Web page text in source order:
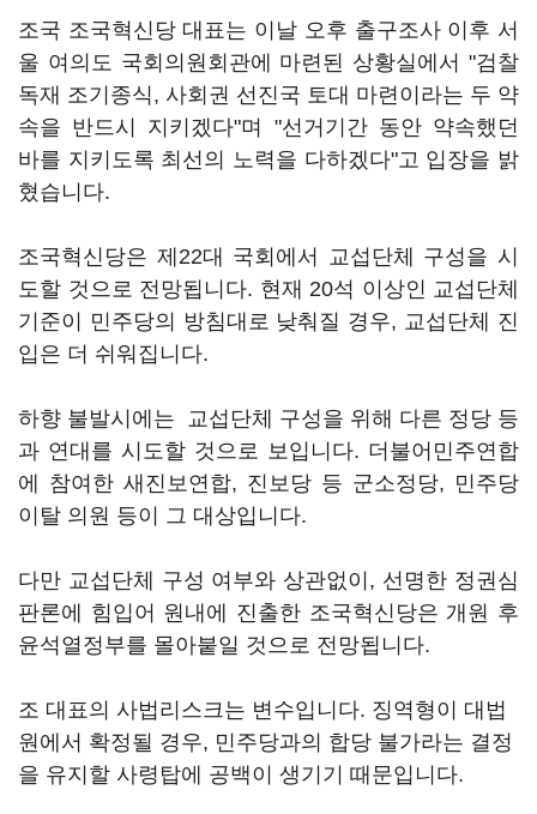
조국 조국혁신당 대표는 이날 오후 출구조사 이후 서
울 여의도 국회의원회관에 마련된 상황실에서 "검찰
독재 조기종식, 사회권 선진국 토대 마련이라는 두 약
속을 반드시 지키겠다"며 "선거기간 동안 약속했던
바를 지키도록 최선의 노력을 다하겠다"고 입장을 밝
혔습니다.
조국혁신당은 제22대 국회에서 교섭단체 구성을 시
도할 것으로 전망됩니다. 현재 20석 이상인 교섭단체
기준이 민주당의 방침대로 낮춰질 경우, 교섭단체 진
입은 더 쉬워집니다.
하향 불발시에는 교섭단체 구성을 위해 다른 정당 등
과 연대를 시도할 것으로 보입니다. 더불어민주연합
에 참여한 새진보연합, 진보당 등 군소정당, 민주당
이탈 의원 등이 그 대상입니다.
다만 교섭단체 구성 여부와 상관없이, 선명한 정권심
판론에 힘입어 원내에 진출한 조국혁신당은 개원 후
윤석열정부를 몰아붙일 것으로 전망됩니다.
조 대표의 사법리스크는 변수입니다. 징역형이 대법
원에서 확정될 경우, 민주당과의 합당 불가라는 결정
을 유지할 사령탑에 공백이 생기기 때문입니다.